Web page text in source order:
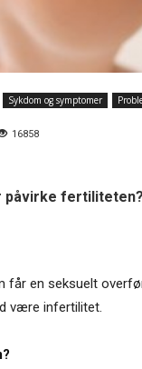
Sykdom og symptomer
16858
påvirke
får en seksuelt
være infertilitet.